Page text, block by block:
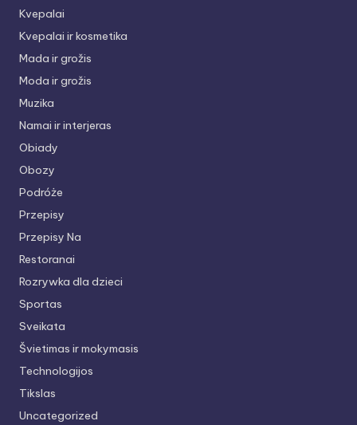
Kvepalai
Kvepalai ir kosmetika
Mada ir grožis
Moda ir grožis
Muzika
Namai ir interjeras
Obiady
Obozy
Podróże
Przepisy
Przepisy Na
Restoranai
Rozrywka dla dzieci
Sportas
Sveikata
Švietimas ir mokymasis
Technologijos
Tikslas
Uncategorized